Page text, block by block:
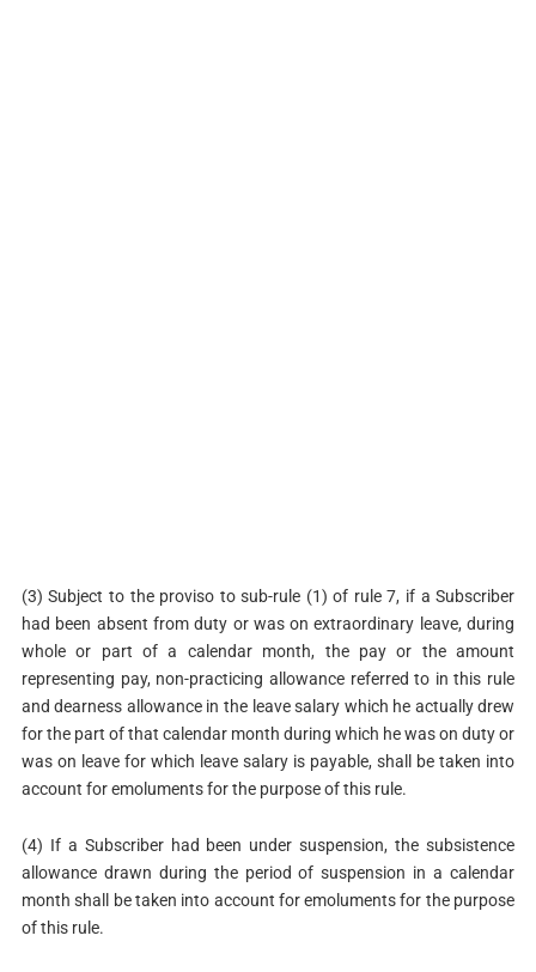
(3) Subject to the proviso to sub-rule (1) of rule 7, if a Subscriber
had been absent from duty or was on extraordinary leave, during
whole or part of a calendar month, the pay or the amount
representing pay, non-practicing allowance referred to in this rule
and dearness allowance in the leave salary which he actually drew
for the part of that calendar month during which he was on duty or
was on leave for which leave salary is payable, shall be taken into
account for emoluments for the purpose of this rule.
(4) If a Subscriber had been under suspension, the subsistence
allowance drawn during the period of suspension in a calendar
month shall be taken into account for emoluments for the purpose
of this rule.